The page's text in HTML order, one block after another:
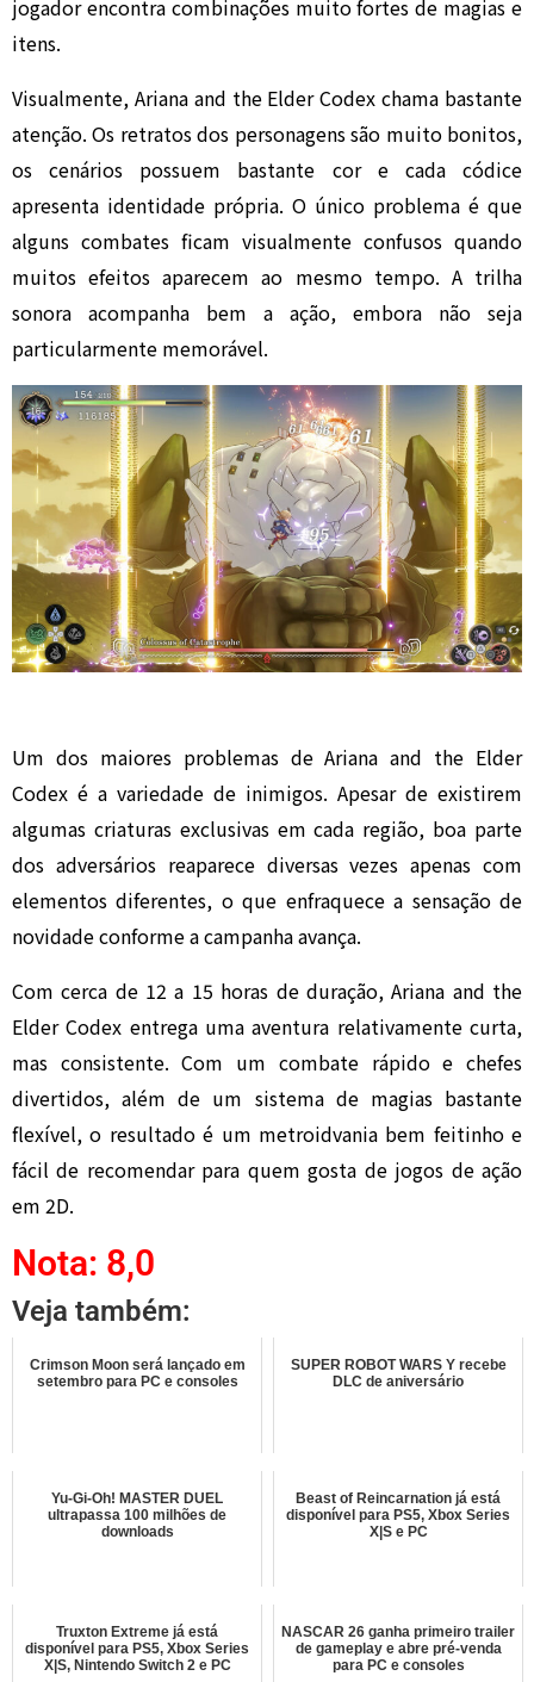
jogador encontra combinações muito fortes de magias e
itens.
Visualmente, Ariana and the Elder Codex chama bastante
atenção. Os retratos dos personagens são muito bonitos,
os cenários possuem bastante cor e cada códice
apresenta identidade própria. O único problema é que
alguns combates ficam visualmente confusos quando
muitos efeitos aparecem ao mesmo tempo. A trilha
sonora acompanha bem a ação, embora não seja
particularmente memorável.
Um dos maiores problemas de Ariana and the Elder
Codex é a variedade de inimigos. Apesar de existirem
algumas criaturas exclusivas em cada região, boa parte
dos adversários reaparece diversas vezes apenas com
elementos diferentes, o que enfraquece a sensação de
novidade conforme a campanha avança.
Com cerca de 12 a 15 horas de duração, Ariana and the
Elder Codex entrega uma aventura relativamente curta,
mas consistente. Com um combate rápido e chefes
divertidos, além de um sistema de magias bastante
flexível, o resultado é um metroidvania bem feitinho e
fácil de recomendar para quem gosta de jogos de ação
em 2D.
Nota: 8,0
Veja também:
Crimson Moon será lançado em
setembro para PC e consoles
SUPER ROBOT WARS Y recebe
DLC de aniversário
Yu-Gi-Oh! MASTER DUEL
ultrapassa 100 milhões de
downloads
Beast of Reincarnation já está
disponível para PS5, Xbox Series
X|S e PC
Truxton Extreme já está
disponível para PS5, Xbox Series
X|S, Nintendo Switch 2 e PC
NASCAR 26 ganha primeiro trailer
de gameplay e abre pré-venda
para PC e consoles